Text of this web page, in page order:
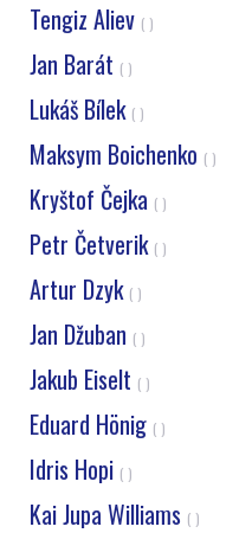
Tengiz Aliev ( )
Jan Barát ( )
Lukáš Bílek ( )
Maksym Boichenko ( )
Kryštof Čejka ( )
Petr Četverik ( )
Artur Dzyk ( )
Jan Džuban ( )
Jakub Eiselt ( )
Eduard Hönig ( )
Idris Hopi ( )
Kai Jupa Williams ( )